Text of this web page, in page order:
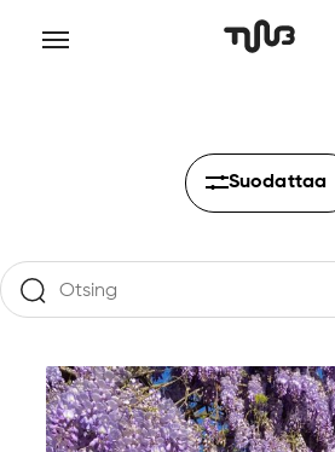
Suodattaa